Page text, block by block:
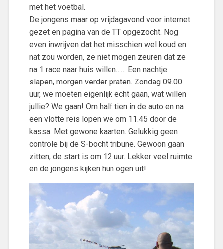
met het voetbal.
De jongens maar op vrijdagavond voor internet
gezet en pagina van de TT opgezocht. Nog
even inwrijven dat het misschien wel koud en
nat zou worden, ze niet mogen zeuren dat ze
na 1 race naar huis willen…… Een nachtje
slapen, morgen verder praten. Zondag 09.00
uur, we moeten eigenlijk echt gaan, wat willen
jullie? We gaan! Om half tien in de auto en na
een vlotte reis lopen we om 11.45 door de
kassa. Met gewone kaarten. Gelukkig geen
controle bij de S-bocht tribune. Gewoon gaan
zitten, de start is om 12 uur. Lekker veel ruimte
en de jongens kijken hun ogen uit!